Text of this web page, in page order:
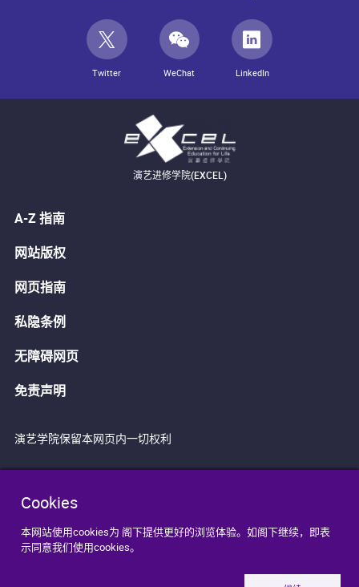
Cookies
本网站使用cookies为 阁下提供更好的浏览体验。如阁下继续，即表
示同意我们使用cookies。
Twitter WeChat LinkedIn
演艺进修学院(EXCEL)
A-Z 指南
网站版权
网页指南
私隐条例
无障碍网页
免责声明
演艺学院保留本网页内一切权利